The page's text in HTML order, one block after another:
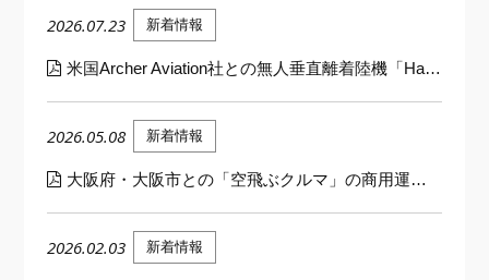
2026.07.23 新着情報
米国Archer Aviation社との無人垂直離着陸機「Halo」に関する戦略的パートナーシップについて
2026.05.08 新着情報
大阪府・大阪市との「空飛ぶクルマ」の商用運航に向けた取組みについて
2026.02.03 新着情報